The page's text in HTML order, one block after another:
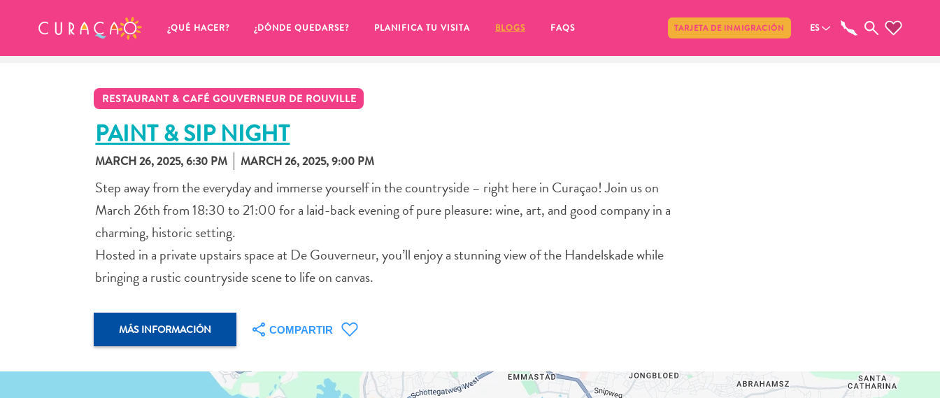
¿QUÉ HACER? ¿DÓNDE QUEDARSE? PLANIFICA TU VISITA BLOGS FAQS TARJETA DE INMIGRACIÓN ES
RESTAURANT & CAFÉ GOUVERNEUR DE ROUVILLE
PAINT & SIP NIGHT
MARCH 26, 2025, 6:30 PM MARCH 26, 2025, 9:00 PM
Step away from the everyday and immerse yourself in the countryside – right here in Curaçao! Join us on
March 26th from 18:30 to 21:00 for a laid-back evening of pure pleasure: wine, art, and good company in a
charming, historic setting.
Hosted in a private upstairs space at De Gouverneur, you’ll enjoy a stunning view of the Handelskade while
bringing a rustic countryside scene to life on canvas.
MÁS INFORMACIÓN COMPARTIR
MIS FAVORITOS Compartir
ningún lugar favorito aún.
Cuando quiera guardar algo para más tarde, asegúrese de hacer clic en el